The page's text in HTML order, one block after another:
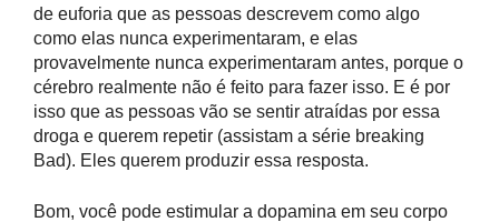
de euforia que as pessoas descrevem como algo
como elas nunca experimentaram, e elas
provavelmente nunca experimentaram antes, porque o
cérebro realmente não é feito para fazer isso. E é por
isso que as pessoas vão se sentir atraídas por essa
droga e querem repetir (assistam a série breaking
Bad). Eles querem produzir essa resposta.
Bom, você pode estimular a dopamina em seu corpo